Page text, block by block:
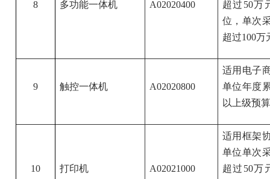
8 多功能一体机 A02020400
超过50万
位，单次
超过100万
9 触控一体机 A02020800
适用电子
单位年度
以上级预
10 打印机 A02021000
适用框架
单位单次
超过50万